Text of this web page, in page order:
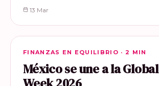
13 Mar
FINANZAS EN EQUILIBRIO
FINANZAS EN EQUILIBRIO · 2 MIN
México se une a la